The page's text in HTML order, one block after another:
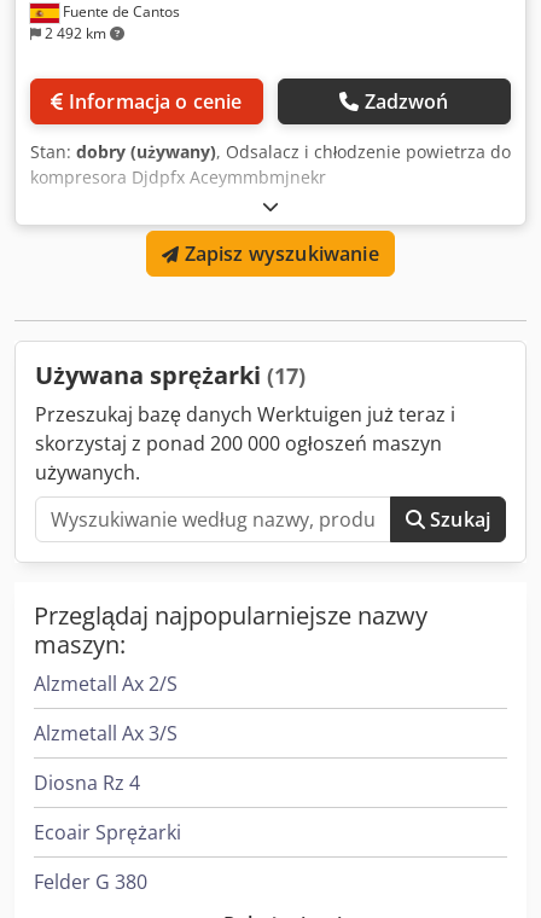
Fuente de Cantos
2 492 km
Informacja o cenie Zadzwoń
Stan: dobry (używany), Odsalacz i chłodzenie powietrza do
kompresora Djdpfx Aceymmbmjnekr
Zapisz wyszukiwanie
Używana sprężarki (17)
Przeszukaj bazę danych Werktuigen już teraz i
skorzystaj z ponad 200 000 ogłoszeń maszyn
używanych.
Szukaj
Przeglądaj najpopularniejsze nazwy
maszyn:
Alzmetall Ax 2/S
Alzmetall Ax 3/S
Diosna Rz 4
Ecoair Sprężarki
Felder G 380